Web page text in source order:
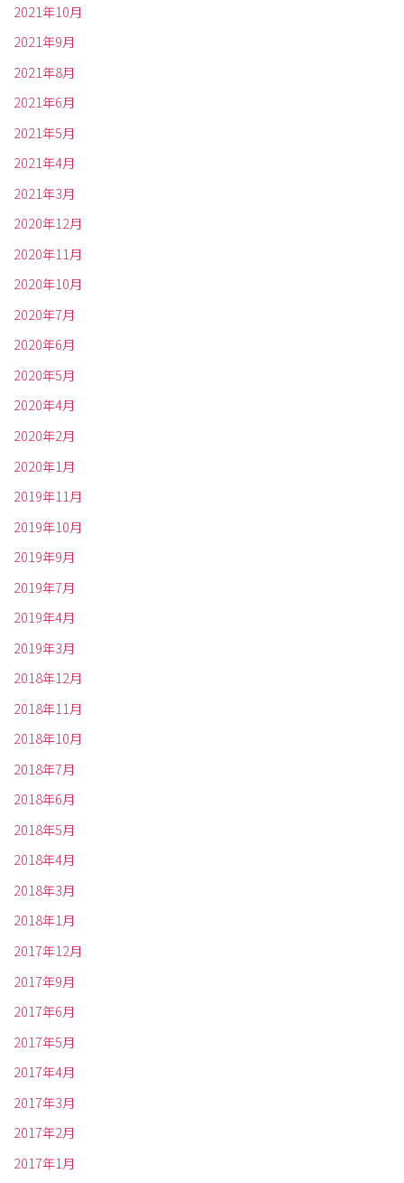
2021年10月
2021年9月
2021年8月
2021年6月
2021年5月
2021年4月
2021年3月
2020年12月
2020年11月
2020年10月
2020年7月
2020年6月
2020年5月
2020年4月
2020年2月
2020年1月
2019年11月
2019年10月
2019年9月
2019年7月
2019年4月
2019年3月
2018年12月
2018年11月
2018年10月
2018年7月
2018年6月
2018年5月
2018年4月
2018年3月
2018年1月
2017年12月
2017年9月
2017年6月
2017年5月
2017年4月
2017年3月
2017年2月
2017年1月